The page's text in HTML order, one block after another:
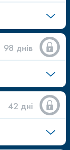
98 днів
42 дні